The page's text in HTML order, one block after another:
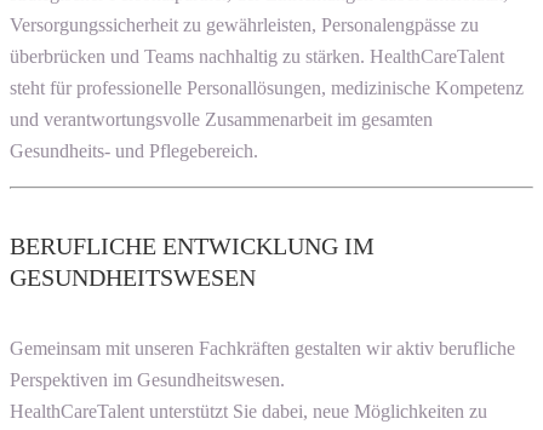
Versorgungssicherheit zu gewährleisten, Personalengpässe zu
überbrücken und Teams nachhaltig zu stärken. HealthCareTalent
steht für professionelle Personallösungen, medizinische Kompetenz
und verantwortungsvolle Zusammenarbeit im gesamten
Gesundheits- und Pflegebereich.
BERUFLICHE ENTWICKLUNG IM
GESUNDHEITSWESEN
Gemeinsam mit unseren Fachkräften gestalten wir aktiv berufliche
Perspektiven im Gesundheitswesen.
HealthCareTalent unterstützt Sie dabei, neue Möglichkeiten zu